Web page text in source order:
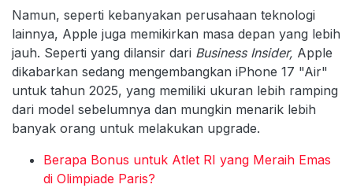
Namun, seperti kebanyakan perusahaan teknologi
lainnya, Apple juga memikirkan masa depan yang lebih
jauh. Seperti yang dilansir dari Business Insider, Apple
dikabarkan sedang mengembangkan iPhone 17 "Air"
untuk tahun 2025, yang memiliki ukuran lebih ramping
dari model sebelumnya dan mungkin menarik lebih
banyak orang untuk melakukan upgrade.
Berapa Bonus untuk Atlet RI yang Meraih Emas
di Olimpiade Paris?